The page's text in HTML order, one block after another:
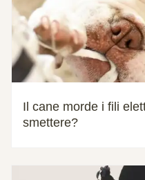
Il cane morde i fili
smettere?